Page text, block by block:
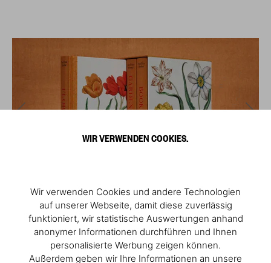
WIR VERWENDEN COOKIES.
Wir verwenden Cookies und andere Technologien
auf unserer Webseite, damit diese zuverlässig
funktioniert, wir statistische Auswertungen anhand
anonymer Informationen durchführen und Ihnen
personalisierte Werbung zeigen können.
Außerdem geben wir Ihre Informationen an unsere